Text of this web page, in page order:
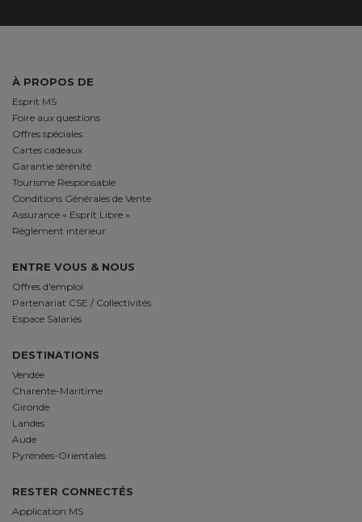
À PROPOS DE
Esprit MS
Foire aux questions
Offres spéciales
Cartes cadeaux
Garantie sérénité
Tourisme Responsable
Conditions Générales de Vente
Assurance « Esprit Libre »
Règlement intérieur
ENTRE VOUS & NOUS
Offres d'emploi
Partenariat CSE / Collectivités
Espace Salariés
DESTINATIONS
Vendée
Charente-Maritime
Gironde
Landes
Aude
Pyrénées-Orientales
RESTER CONNECTÉS
Application MS